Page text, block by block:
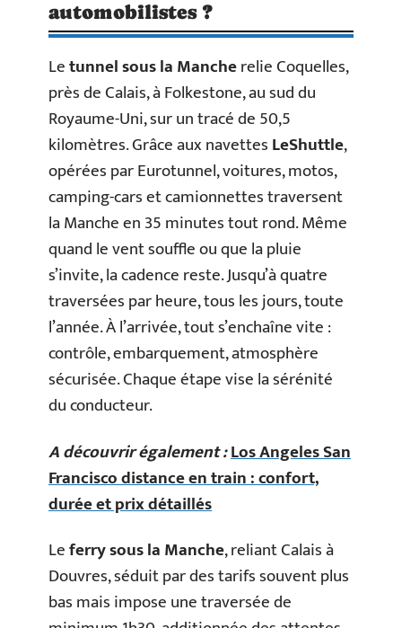
automobilistes ?
Letunnel sous la Mancherelie Coquelles,
près de Calais, à Folkestone, au sud du
Royaume-Uni, sur un tracé de 50,5
kilomètres. Grâce aux navettesLeShuttle,
opérées par Eurotunnel, voitures, motos,
camping-cars et camionnettes traversent
la Manche en 35 minutes tout rond. Même
quand le vent souffle ou que la pluie
s’invite, la cadence reste. Jusqu’à quatre
traversées par heure, tous les jours, toute
l’année. À l’arrivée, tout s’enchaîne vite :
contrôle, embarquement, atmosphère
sécurisée. Chaque étape vise la sérénité
du conducteur.
A découvrir également :Los Angeles San
Francisco distance en train : confort,
durée et prix détaillés
Leferry sous la Manche, reliant Calais à
Douvres, séduit par des tarifs souvent plus
bas mais impose une traversée de